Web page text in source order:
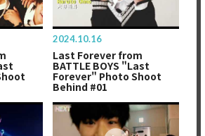
2024.10.16
Last Forever from
BATTLE BOYS "Last
Forever" Photo Shoot
Behind #01